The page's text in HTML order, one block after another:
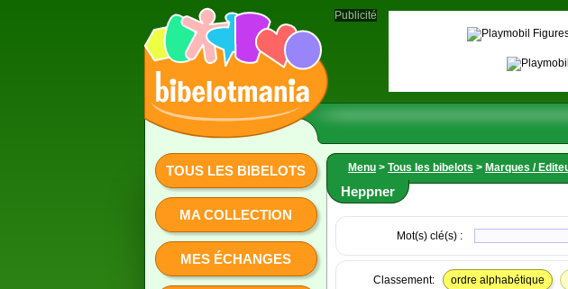
TOUS LES BIBELOTS
MA COLLECTION
MES ÉCHANGES
Menu > Tous les bibelots > Marques /
Heppner
Mot(s) clé(s) :
Classement: ordre alphabétique
Publicité